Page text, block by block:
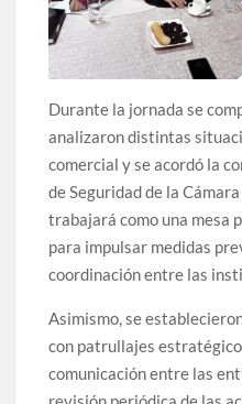
Durante la jornada se
analizaron distintas
comercial y se acordó la
de Seguridad de la
trabajará como una mesa
para impulsar medidas
coordinación entre las
Asimismo, se
con patrullajes
comunicación entre las